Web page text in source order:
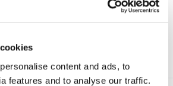
content and ads, to
features and to analyse our traffic.